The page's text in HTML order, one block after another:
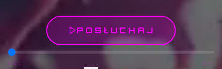
POSŁUCHAJ
0:00 2:11